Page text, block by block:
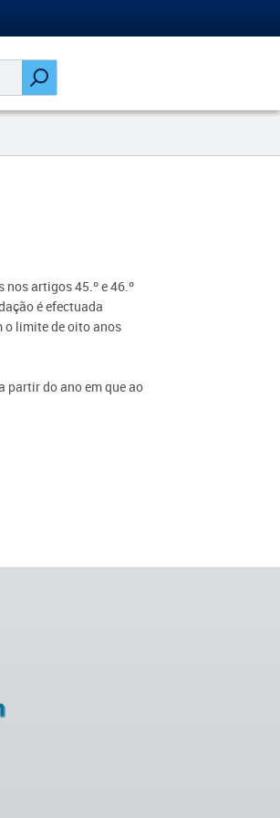
artigos 45.º e 46.º
é efectuada
o limite de oito anos
partir do ano em que ao